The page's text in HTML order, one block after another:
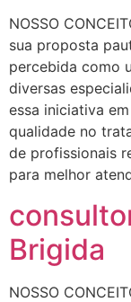
NOSSO
sua proposta
percebida como
diversas
essa iniciativa
qualidade no
de profissionais
para melhor
Brigida
NOSSO